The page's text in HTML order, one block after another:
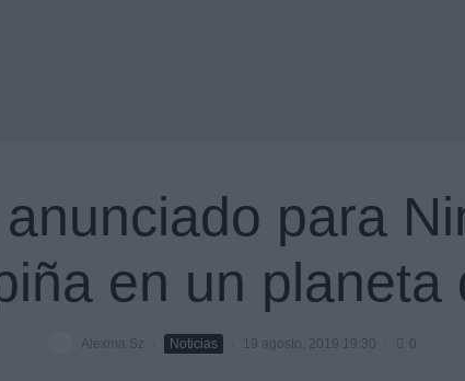
para
en un planeta
Alexma Sz Noticias 19 agosto, 2019 19:30